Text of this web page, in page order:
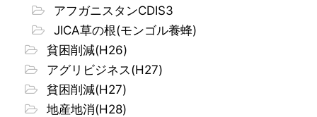
アフガニスタンCDIS3
JICA草の根(モンゴル養蜂)
貧困削減(H26)
アグリビジネス(H27)
貧困削減(H27)
地産地消(H28)